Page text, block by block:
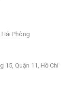
Phòng
15, Quận 11, Hồ Chí